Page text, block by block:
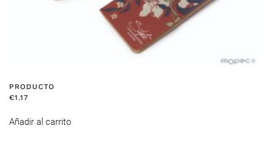
PRODUCTO
€1.17
Añadir al carrito